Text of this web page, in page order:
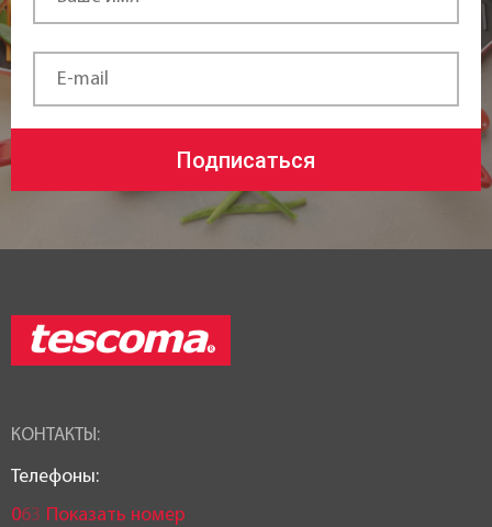
Подписаться
КОНТАКТЫ:
Телефоны:
063 Показать номер